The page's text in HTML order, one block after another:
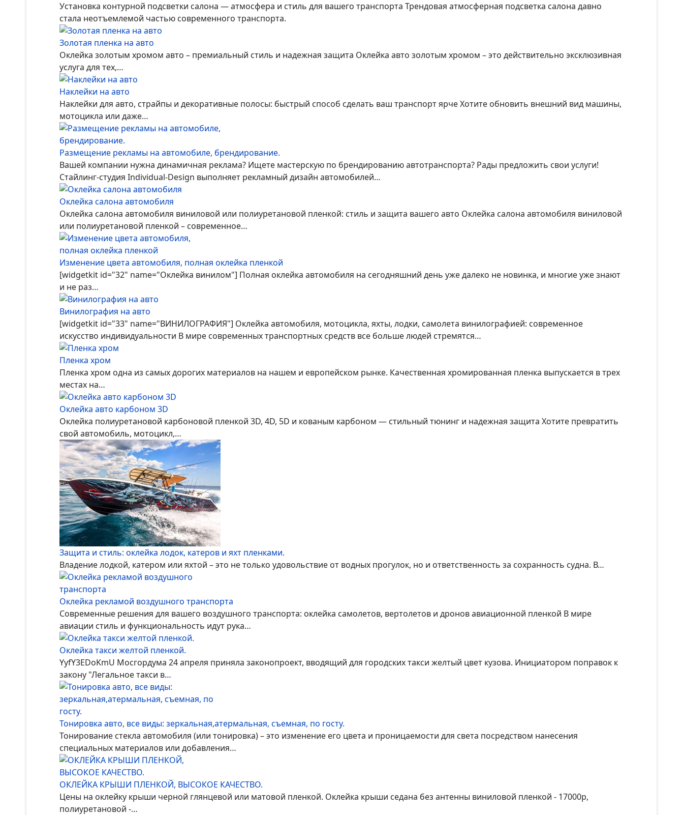
Установка контурной подсветки салона — атмосфера и стиль для вашего транспорта Трендовая атмосферная подсветка салона давно
стала неотъемлемой частью современного транспорта.
Золотая пленка на авто
Оклейка золотым хромом авто – премиальный стиль и надежная защита Оклейка авто золотым хромом – это действительно эксклюзивная
услуга для тех,…
Наклейки на авто
Наклейки для авто, страйпы и декоративные полосы: быстрый способ сделать ваш транспорт ярче Хотите обновить внешний вид машины,
мотоцикла или даже…
Размещение рекламы на автомобиле, брендирование.
Вашей компании нужна динамичная реклама? Ищете мастерскую по брендированию автотранспорта? Рады предложить свои услуги!
Стайлинг-студия Individual-Design выполняет рекламный дизайн автомобилей…
Оклейка салона автомобиля
Оклейка салона автомобиля виниловой или полиуретановой пленкой: стиль и защита вашего авто Оклейка салона автомобиля виниловой
или полиуретановой пленкой – современное…
Изменение цвета автомобиля, полная оклейка пленкой
[widgetkit id="32" name="Оклейка винилом"] Полная оклейка автомобиля на сегодняшний день уже далеко не новинка, и многие уже знают
и не раз…
Винилография на авто
[widgetkit id="33" name="ВИНИЛОГРАФИЯ"] Оклейка автомобиля, мотоцикла, яхты, лодки, самолета винилографией: современное
искусство индивидуальности В мире современных транспортных средств все больше людей стремятся…
Пленка хром
Пленка хром одна из самых дорогих материалов на нашем и европейском рынке. Качественная хромированная пленка выпускается в трех
местах на…
Оклейка авто карбоном 3D
Оклейка полиуретановой карбоновой пленкой 3D, 4D, 5D и кованым карбоном — стильный тюнинг и надежная защита Хотите превратить
свой автомобиль, мотоцикл,…
Защита и стиль: оклейка лодок, катеров и яхт пленками.
Владение лодкой, катером или яхтой – это не только удовольствие от водных прогулок, но и ответственность за сохранность судна. В…
Оклейка рекламой воздушного транспорта
Современные решения для вашего воздушного транспорта: оклейка самолетов, вертолетов и дронов авиационной пленкой В мире
авиации стиль и функциональность идут рука…
Оклейка такси желтой пленкой.
YyfY3EDoKmU Мосгордума 24 апреля приняла законопроект, вводящий для городских такси желтый цвет кузова. Инициатором поправок к
закону "Легальное такси в…
Тонировка авто, все виды: зеркальная,атермальная, съемная, по госту.
Тонирование стекла автомобиля (или тонировка) – это изменение его цвета и проницаемости для света посредством нанесения
специальных материалов или добавления…
ОКЛЕЙКА КРЫШИ ПЛЕНКОЙ, ВЫСОКОЕ КАЧЕСТВО.
Цены на оклейку крыши черной глянцевой или матовой пленкой. Оклейка крыши седана без антенны виниловой пленкой - 17000р,
полиуретановой -…